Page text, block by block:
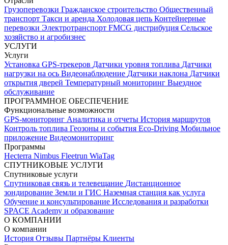
Грузоперевозки Гражданское строительство Общественный
транспорт Такси и аренда Холодовая цепь Контейнерные
перевозки Электротранспорт FMCG дистрибуция Сельское
хозяйство и агробизнес
УСЛУГИ
Услуги
Установка GPS-трекеров Датчики уровня топлива Датчики
нагрузки на ось Видеонаблюдение Датчики наклона Датчики
открытия дверей Температурный мониторинг Выездное
обслуживание
ПРОГРАММНОЕ ОБЕСПЕЧЕНИЕ
Функциональные возможности
GPS-мониторинг Аналитика и отчеты История маршрутов
Контроль топлива Геозоны и события Eco-Driving Мобильное
приложение Видеомониторинг
Программы
Hecterra Nimbus Fleetrun WiaTag
СПУТНИКОВЫЕ УСЛУГИ
Спутниковые услуги
Спутниковая связь и телевещание Дистанционное
зондирование Земли и ГИС Наземная станция как услуга
Обучение и консультирование Исследования и разработки
SPACE Academy и образование
О КОМПАНИИ
О компании
История Отзывы Партнёры Клиенты